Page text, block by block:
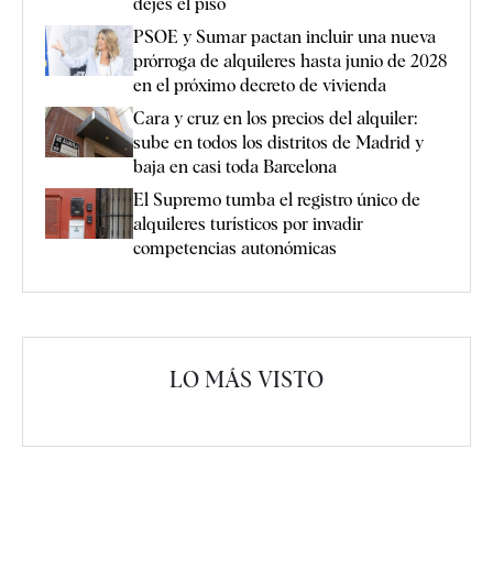
dejes el piso
PSOE y Sumar pactan incluir una nueva
prórroga de alquileres hasta junio de 2028
en el próximo decreto de vivienda
Cara y cruz en los precios del alquiler:
sube en todos los distritos de Madrid y
baja en casi toda Barcelona
El Supremo tumba el registro único de
alquileres turísticos por invadir
competencias autonómicas
LO MÁS VISTO